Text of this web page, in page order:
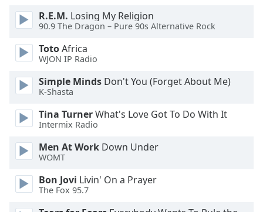
window.
Beginning
window.
Escape
cancel
close
window.
R.E.M. Losing My Religion
90.9 The Dragon – Pure 90s Alternative Rock
TotoAfrica
WJON IP Radio
Simple Minds Don't You (Forget About Me)
K-Shasta
Tina TurnerWhat's Love Got To Do With It
Intermix Radio
Men At Work Down Under
WOMT
Bon Jovi Livin' On a Prayer
The Fox 95.7